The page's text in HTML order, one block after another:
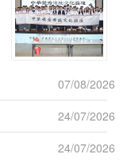
07/08/2026
24/07/2026
24/07/2026